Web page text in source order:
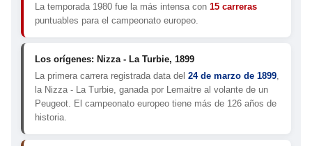
La temporada 1980 fue la más intensa con 15 carreras
puntuables para el campeonato europeo.
Los orígenes: Nizza - La Turbie, 1899
La primera carrera registrada data del 24 de marzo de 1899
la Nizza - La Turbie, ganada por Lemaitre al volante de un
Peugeot. El campeonato europeo tiene más de 126 años de
historia.